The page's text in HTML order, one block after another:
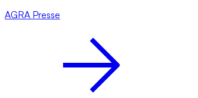
AGRA Presse